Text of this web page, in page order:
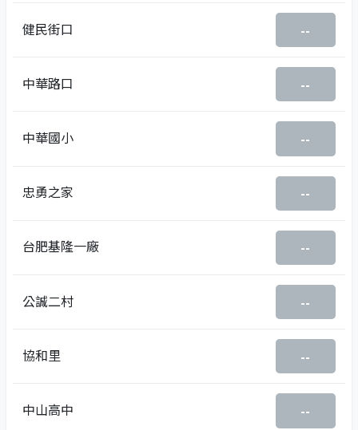
健民街口 --
中華路口 --
中華國小 --
忠勇之家 --
台肥基隆一廠 --
公誠二村 --
協和里 --
中山高中 --